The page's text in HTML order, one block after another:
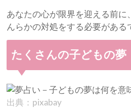
あなたの心が限界を迎える前に
んらかの対処をする必要がある
たくさんの子どもの夢
出典：pixabay